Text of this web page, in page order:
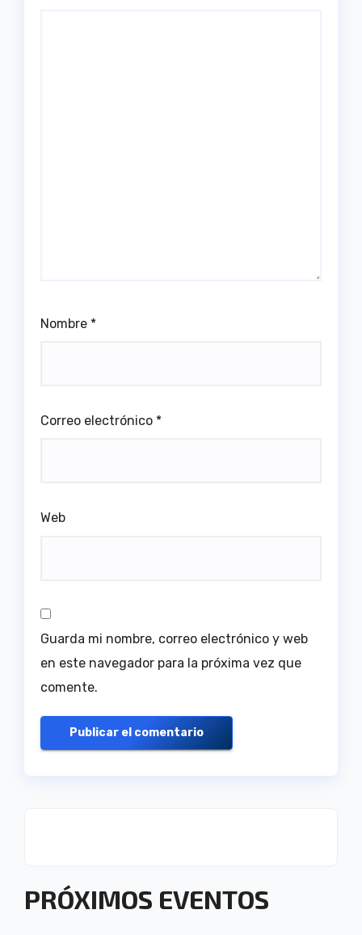
Nombre *
Correo electrónico *
Web
Guarda mi nombre, correo electrónico y web
en este navegador para la próxima vez que
comente.
PRÓXIMOS EVENTOS